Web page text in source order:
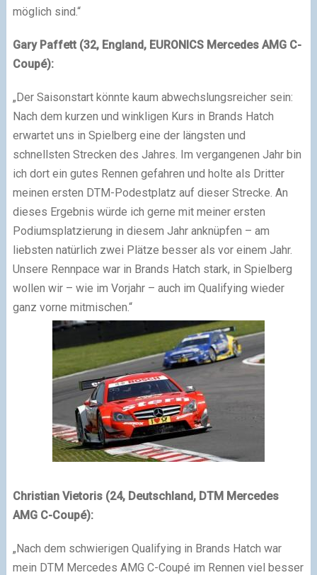
möglich sind.“
Gary Paffett (32, England, EURONICS Mercedes AMG C-
Coupé):
„Der Saisonstart könnte kaum abwechslungsreicher sein:
Nach dem kurzen und winkligen Kurs in Brands Hatch
erwartet uns in Spielberg eine der längsten und
schnellsten Strecken des Jahres. Im vergangenen Jahr bin
ich dort ein gutes Rennen gefahren und holte als Dritter
meinen ersten DTM-Podestplatz auf dieser Strecke. An
dieses Ergebnis würde ich gerne mit meiner ersten
Podiumsplatzierung in diesem Jahr anknüpfen – am
liebsten natürlich zwei Plätze besser als vor einem Jahr.
Unsere Rennpace war in Brands Hatch stark, in Spielberg
wollen wir – wie im Vorjahr – auch im Qualifying wieder
ganz vorne mitmischen.“
Christian Vietoris (24, Deutschland, DTM Mercedes
AMG C-Coupé):
„Nach dem schwierigen Qualifying in Brands Hatch war
mein DTM Mercedes AMG C-Coupé im Rennen viel besser